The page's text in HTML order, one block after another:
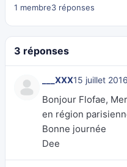
1 membre3 réponses
3 réponses
___XXX15 juillet 2016
Bonjour Flofae,
en région
Bonne journée
Dee